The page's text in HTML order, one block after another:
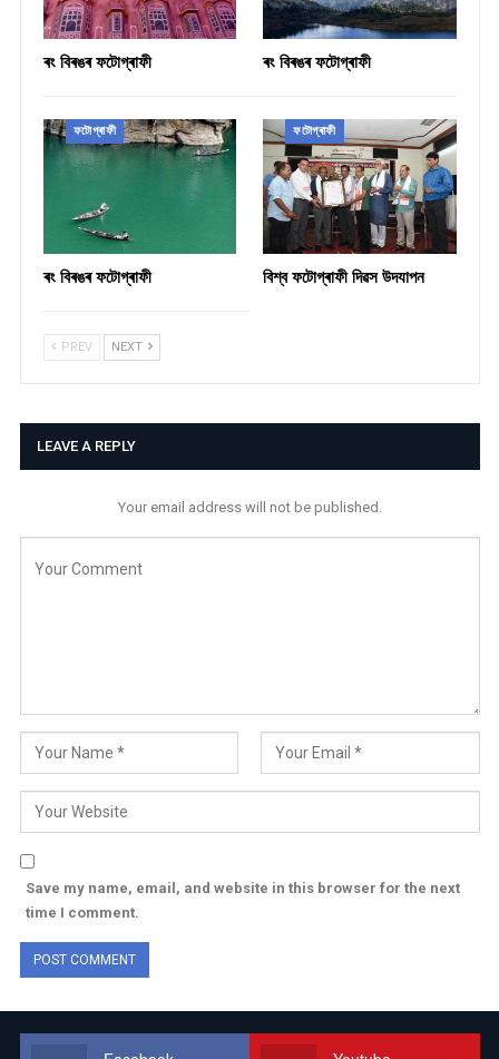
ৰং বিৰঙৰ ফটোগ্ৰাফী ৰং বিৰঙৰ ফটোগ্ৰাফী
ফটোগ্ৰাফী
ৰং বিৰঙৰ ফটোগ্ৰাফী
ফটোগ্ৰাফী
বিশ্ব ফটোগ্ৰাফী দিৱস উদযাপন
PREV NEXT
LEAVE A REPLY
Your email address will not be published.
Save my name, email, and website in this browser for the next
time I comment.